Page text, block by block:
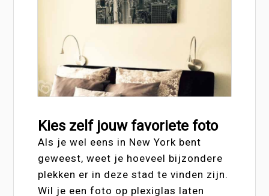
Kies zelf jouw favoriete foto
Als je wel eens in New York bent
geweest, weet je hoeveel bijzondere
plekken er in deze stad te vinden zijn.
Wil je een foto op plexiglas laten